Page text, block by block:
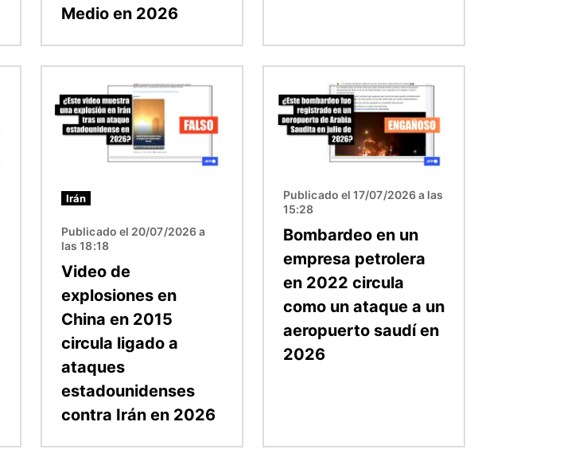
Medio en 2026
Irán
Publicado el 20/07/2026 a
las 18:18
Video de
explosiones en
China en 2015
circula ligado a
ataques
estadounidenses
contra Irán en 2026
Publicado el 17/07/2026 a las
15:28
Bombardeo en un
empresa petrolera
en 2022 circula
como un ataque a un
aeropuerto saudí en
2026